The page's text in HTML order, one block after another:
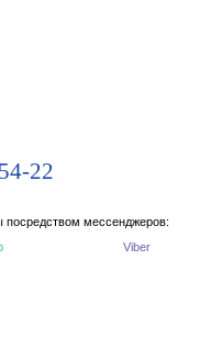
22
мессенджеров:
Viber